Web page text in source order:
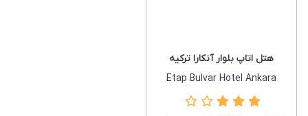
هتل اتاپ بلوار آنکارا ترکیه
Etap Bulvar Hotel Ankara